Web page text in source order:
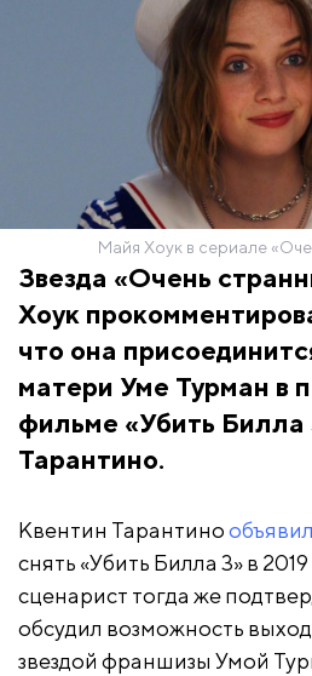
Майя Хоук в сериале
Звезда «Очень
Хоук
что она
матери Уме Турман в
фильме «Убить Билла
Тарантино.
Квентин Тарантинообъявил
снять «Убить Билла 3» в
сценарист тогда же
обсудил возможность
звездой франшизы Умой